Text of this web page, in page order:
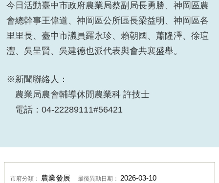
今日活動臺中市政府農業局蔡副局長勇勝、神岡區農
會總幹事王偉道、神岡區公所區長梁益明、神岡區各
里里長、臺中市議員羅永珍、賴朝國、蕭隆澤、徐瑄
灃、吳呈賢、吳建德也派代表與會共襄盛舉。
※新聞聯絡人：
農業局農會輔導休閒農業科 許技士
電話：04-22289111#56421
市府分類： 農業發展 最後異動日期： 2026-03-10